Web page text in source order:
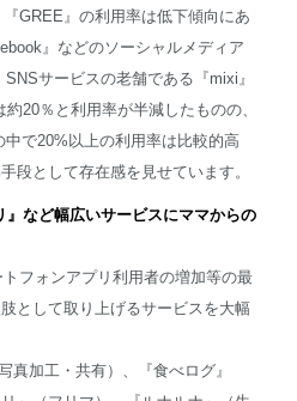
GREE』の利用率は低下傾向にあ
』などのソーシャルメディア
サービスの老舗である『mixi』
20％と利用率が半減したものの、
で20%以上の利用率は比較的高
段として存在感を見せています。
』など幅広いサービスにママからの
フォンアプリ利用者の増加等の最
として取り上げるサービスを大幅
真加工・共有）、『食べログ』